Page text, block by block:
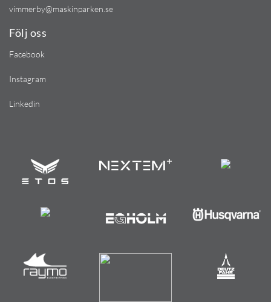
vimmerby@maskinparken.se
Följ oss
Facebook
Instagram
Linkedin